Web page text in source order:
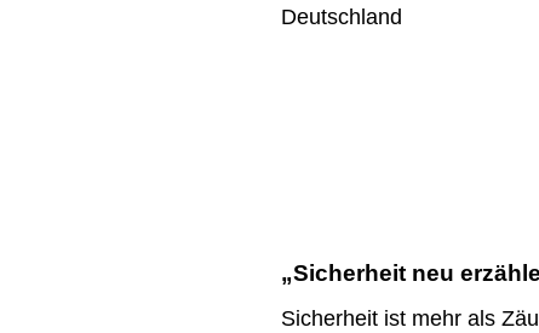
Deutschland
„Sicherheit neu
Sicherheit ist mehr als